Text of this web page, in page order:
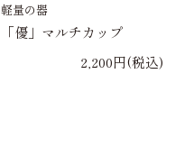
軽量の器
「優」マルチカップ
2,200円(税込)